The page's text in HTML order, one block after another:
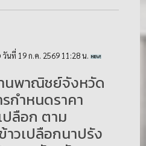
วันที่ 19 ก.ค. 2569 11:28 น.
นพาณิชย์จังหวัด
กำหนดราคา
ปลือก ตาม
วเปลือกนาปรัง